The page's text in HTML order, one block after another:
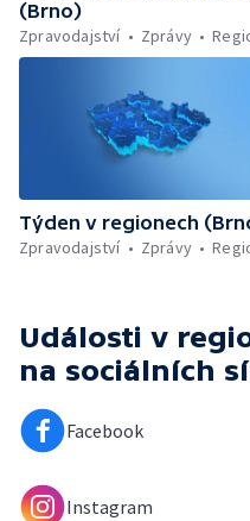
(Brno)
Zpravodajství
Zprávy
Týden v regionech
Zpravodajství
Zprávy
Události v
na sociálních
Facebook
Instagram